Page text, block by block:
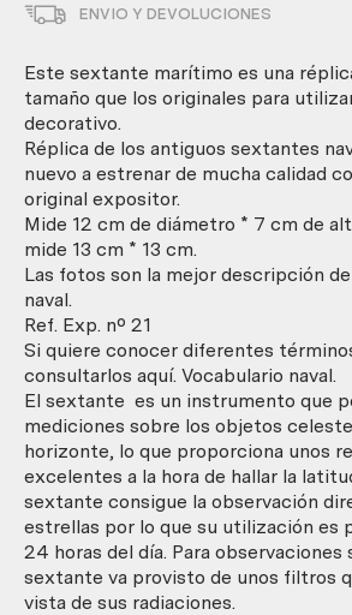
actual.
Nuevo
ENVIO Y DEVOLUCIONES
Este sextante marítimo es una
tamaño que los originales para
decorativo.
Réplica de los antiguos sextantes
nuevo a estrenar de mucha calidad
original expositor.
Mide 12 cm de diámetro * 7 cm de
mide 13 cm * 13 cm.
Las fotos son la mejor descripción
naval.
Ref. Exp. nº 21
Si quiere conocer diferentes
consultarlos aquí. Vocabulario naval.
El sextante es un instrumento que
mediciones sobre los objetos
horizonte, lo que proporciona unos
excelentes a la hora de hallar la
sextante consigue la observación
estrellas por lo que su utilización es
24 horas del día. Para observaciones
sextante va provisto de unos filtros
vista de sus radiaciones.